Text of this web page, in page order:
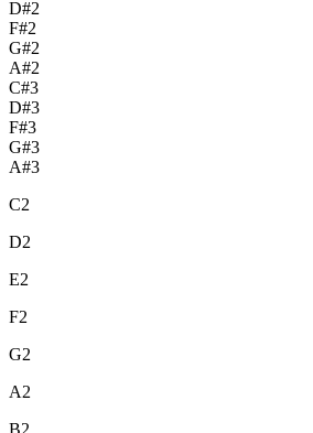
D#2
F#2
G#2
A#2
C#3
D#3
F#3
G#3
A#3
C2
D2
E2
F2
G2
A2